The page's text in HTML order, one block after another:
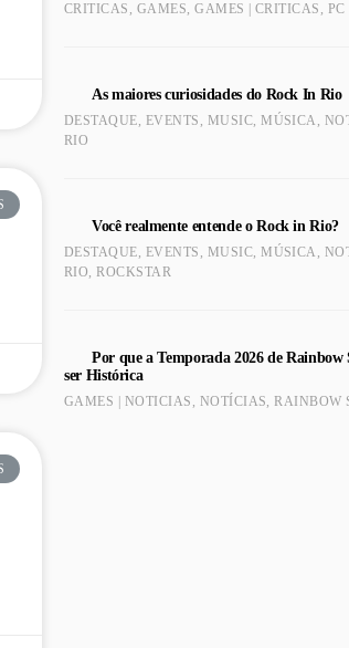
CRITICAS , GAMES,GAMES | CRITICAS , PC
As maiores curiosidades do Rock In Rio
DESTAQUE, EVENTS , MUSIC,MÚSICA ,
RIO
Você realmente entende o Rock in Rio?
DESTAQUE, EVENTS , MUSIC,MÚSICA ,
RIO,ROCKSTAR
Por que a Temporada 2026 de Rainbow
ser Histórica
GAMES | NOTICIAS , NOTÍCIAS,RAINBOW